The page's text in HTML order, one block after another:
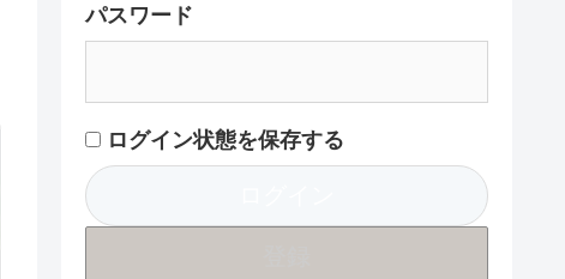
パスワード
ログイン状態を保存する